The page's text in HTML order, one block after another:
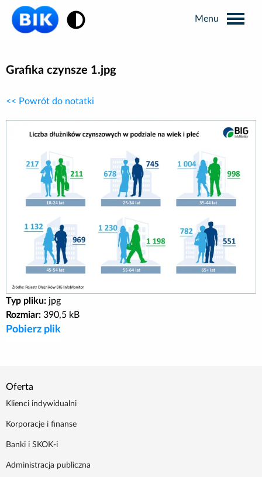
Informacje prasowe
Analizy rynkowe
Publikacje BIK
Business Intelligence
Kontakt dla mediów
Poradnik BIK
Kontakt
Załóż konto
Grafika czynsze 1.jpg
<< Powrót do notatki
Typ pliku: jpg
Rozmiar: 390,5 kB
Pobierz plik
Oferta
Klienci indywidualni
Korporacje i finanse
Banki i SKOK-i
Administracja publiczna